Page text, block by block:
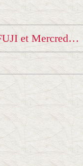
IMPORTANT!!! Shozo FUJI et Mercredi de l'équipe de france